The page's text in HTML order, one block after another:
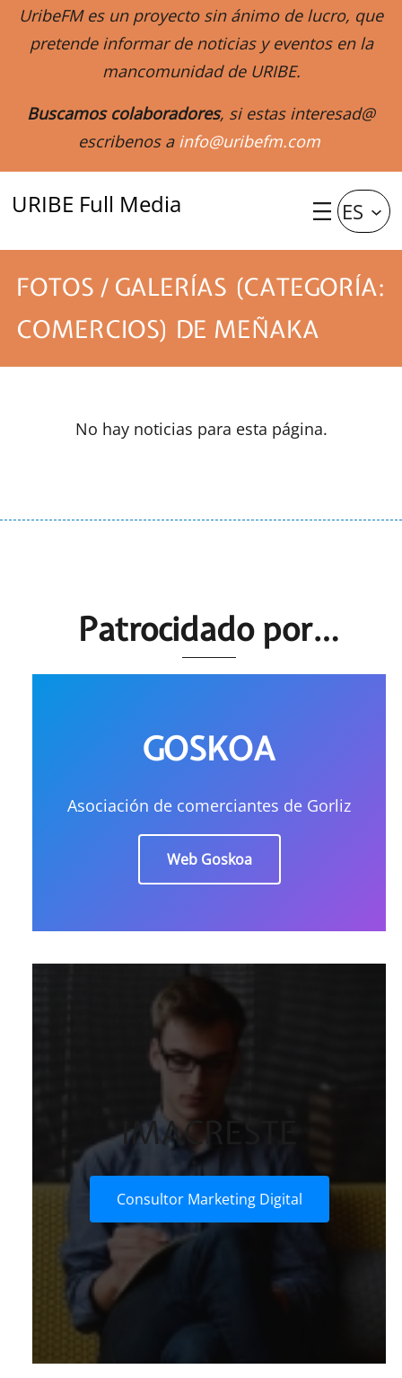
UribeFM es un proyecto sin ánimo de lucro, que
pretende informar de noticias y eventos en la
mancomunidad de URIBE.
Buscamos colaboradores, si estas interesad@
escribenos a info@uribefm.com
URIBE Full Media ES
FOTOS / GALERÍAS (CATEGORÍA:
COMERCIOS) DE MEÑAKA
No hay noticias para esta página.
Patrocidado por…
GOSKOA
Asociación de comerciantes de Gorliz
Web Goskoa
IMACRESTE
Consultor Marketing Digital